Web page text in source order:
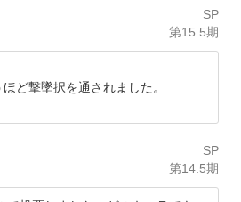
SP
第15.5期
ど撃墜択を通されました。
SP
第14.5期